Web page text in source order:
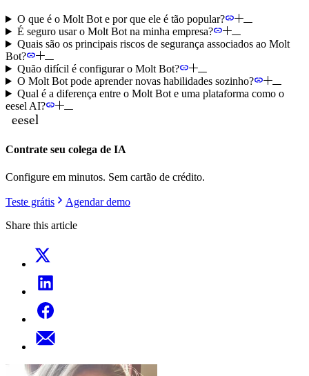
O que é o Molt Bot e por que ele é tão popular?
É seguro usar o Molt Bot na minha empresa?
Quais são os principais riscos de segurança associados ao Molt
Bot?
Quão difícil é configurar o Molt Bot?
O Molt Bot pode aprender novas habilidades sozinho?
Qual é a diferença entre o Molt Bot e uma plataforma como o
eesel AI?
Contrate seu colega de IA
Configure em minutos. Sem cartão de crédito.
Teste grátis
Agendar demo
Share this article